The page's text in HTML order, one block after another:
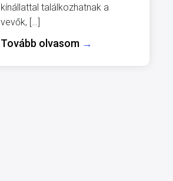
kínállattal találkozhatnak a
vevők, […]
Tovább olvasom →